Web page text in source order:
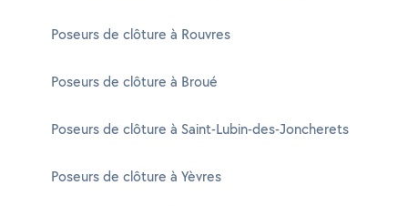
Poseurs de clôture à Rouvres
Poseurs de clôture à Broué
Poseurs de clôture à Saint-Lubin-des-Joncherets
Poseurs de clôture à Yèvres